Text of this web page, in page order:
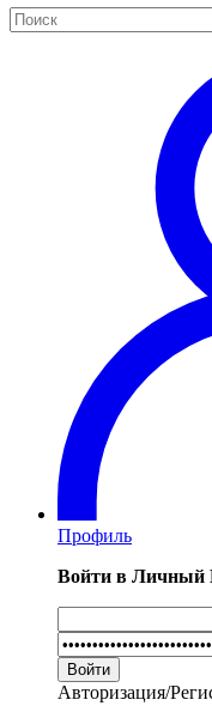
Профиль
Войти в Личный
Авторизация/